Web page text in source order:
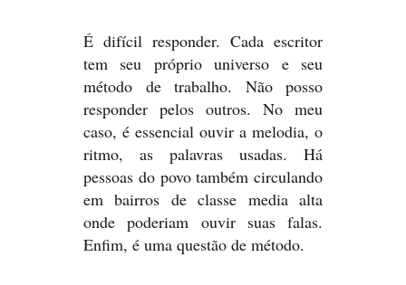
É difícil responder. Cada escritor
tem seu próprio universo e seu
método de trabalho. Não posso
responder pelos outros. No meu
caso, é essencial ouvir a melodia, o
ritmo, as palavras usadas. Há
pessoas do povo também circulando
em bairros de classe media alta
onde poderiam ouvir suas falas.
Enfim, é uma questão de método.